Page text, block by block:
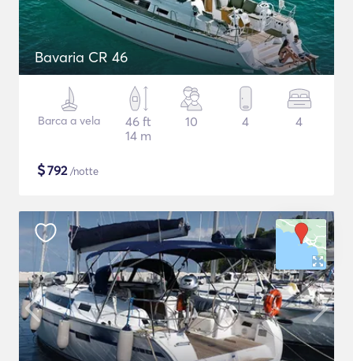
Bavaria CR 46
Barca a vela
46 ft
14 m
10 4 4
$792/notte